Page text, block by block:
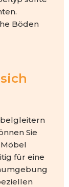
Böden
Sie
für eine